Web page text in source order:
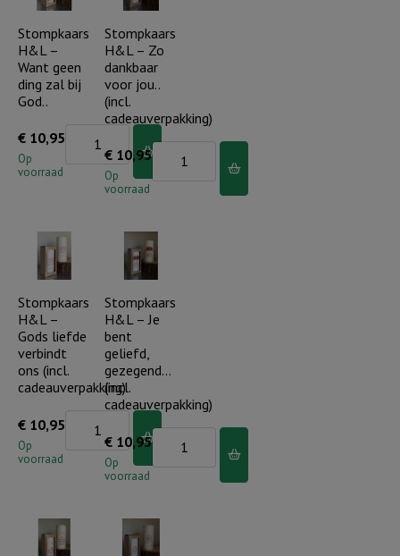
voorziet
(incl.
cadeauverpakking)
Gods
liefde..
aantal
Stompkaars
H&L –
Want geen
ding zal bij
God..
€ 10,95
Op
voorraad
Stompkaars
geen
ding
zal
bij
God..
aantal
Stompkaars
H&L – Zo
dankbaar
voor jou..
(incl.
cadeauverpakking)
€ 10,95
Op
voorraad
Stompkaars
H&L
dankbaar
jou..
(incl.
aantal
Stompkaars
H&L –
Gods liefde
verbindt
ons (incl.
cadeauverpakking)
€ 10,95
Op
voorraad
Stompkaars
liefde
verbindt
Stompkaars
H&L – Je
bent
geliefd,
gezegend…
(incl.
cadeauverpakking)
€ 10,95
Op
voorraad
Stompkaars
H&L
bent